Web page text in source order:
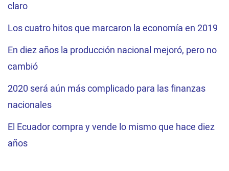
claro
Los cuatro hitos que marcaron la economía en 2019
En diez años la producción nacional mejoró, pero no
cambió
2020 será aún más complicado para las finanzas
nacionales
El Ecuador compra y vende lo mismo que hace diez
años